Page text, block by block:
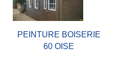
PEINTURE BOISERIE
60 OISE